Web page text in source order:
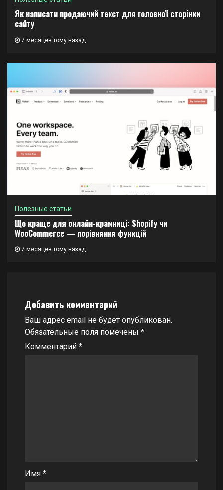
Як написати продаючий текст для головної сторінки
сайту
7 месяцев тому назад
Полезные статьи
Що краще для онлайн-крамниці: Shopify чи
WooCommerce — порівняння функцій
7 месяцев тому назад
Добавить комментарий
Ваш адрес email не будет опубликован.
Обязательные поля помечены *
Комментарий *
Имя *